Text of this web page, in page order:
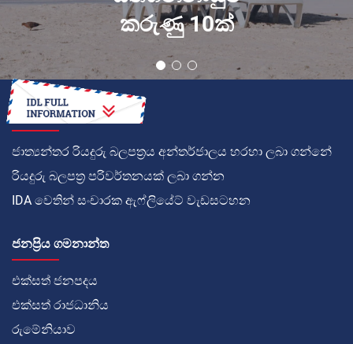
කරුණු 10ක්
කොහොමද
ජාත්‍යන්තර රියදුරු බලපත්‍රය අන්තර්ජාලය හරහා ලබා ගන්නේ
රියදුරු බලපත්‍ර පරිවර්තනයක් ලබා ගන්න
IDA වෙතින් සංචාරක ඇෆ්ලියේට් වැඩසටහන
ජනප්‍රිය ගමනාන්ත
එක්සත් ජනපදය
එක්සත් රාජධානිය
රුමේනියාව